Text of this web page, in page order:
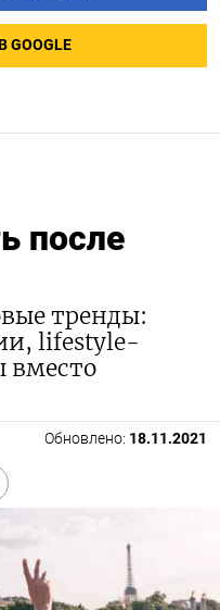
после
тренды:
lifestyle-
вместо
Обновлено: 18.11.2021